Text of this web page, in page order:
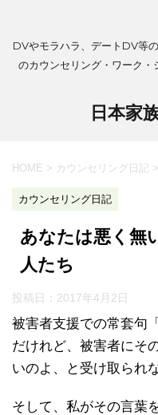
DVやモラハラ、デートDV等
のカウンセリング・ワーク・
日本家
HOME > カウンセリング日記 >
カウンセリング日記
あなたは悪く無
人たち
投稿日： 2017年4月2日
被害者支援での常套句
だけれど、被害者にそ
いのよ、と受け取られ
そして、私がその言葉